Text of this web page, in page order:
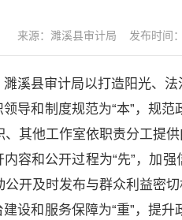
来源：濉溪县审计局 发布时间
溪县审计局以打造阳光、
领导和制度规范为“本”，规
、其他工作室依职责分工提
内容和公开过程为“先”，加
开及时发布与群众利益密切
建设和服务保障为“重”，提